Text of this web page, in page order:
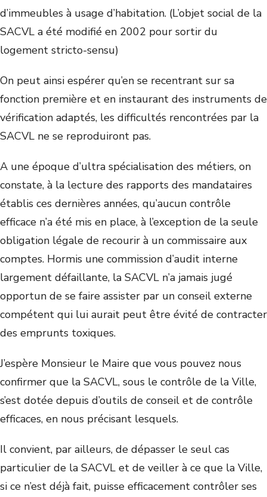
d’immeubles à usage d’habitation. (L’objet social de la
SACVL a été modifié en 2002 pour sortir du
logement stricto-sensu)
On peut ainsi espérer qu’en se recentrant sur sa
fonction première et en instaurant des instruments de
vérification adaptés, les difficultés rencontrées par la
SACVL ne se reproduiront pas.
A une époque d’ultra spécialisation des métiers, on
constate, à la lecture des rapports des mandataires
établis ces dernières années, qu’aucun contrôle
efficace n’a été mis en place, à l’exception de la seule
obligation légale de recourir à un commissaire aux
comptes. Hormis une commission d’audit interne
largement défaillante, la SACVL n’a jamais jugé
opportun de se faire assister par un conseil externe
compétent qui lui aurait peut être évité de contracter
des emprunts toxiques.
J’espère Monsieur le Maire que vous pouvez nous
confirmer que la SACVL, sous le contrôle de la Ville,
s’est dotée depuis d’outils de conseil et de contrôle
efficaces, en nous précisant lesquels.
Il convient, par ailleurs, de dépasser le seul cas
particulier de la SACVL et de veiller à ce que la Ville,
si ce n’est déjà fait, puisse efficacement contrôler ses